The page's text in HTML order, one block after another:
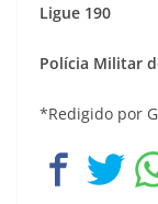
Ligue 190
Polícia Militar
*Redigido por